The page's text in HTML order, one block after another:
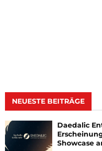
NEUESTE BEITRÄGE
Daedalic
Showcase